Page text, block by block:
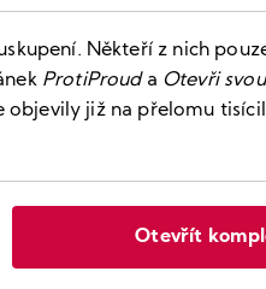
Někteří z nich
ProtiProuda Otevři
objevily již na přelomu
Otevřít